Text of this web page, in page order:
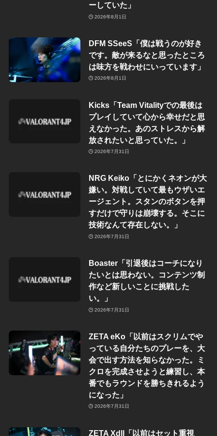
ーしていた」
2026年8月1日
DFM SSeeS「僕は戦うのが好き
です。敵が来るなと思ったところ
は味方を戦わせにいっています」
2026年8月1日
Kicks「Team Vitalityでの最後は
プレイしていて心から幸せだと思
えなかった。あのストレスから解
放されたいと思っていた。」
2026年7月31日
NRG Keiko「とにかくネオンが大
嫌い。対戦していて最もウザいエ
ージェント。スタンのボタンを押
すだけで守りは崩壊する。そこに
技術なんて存在しない。」
2026年7月31日
Boaster「引退後はコーチになり
たいとは思わない。コンテンツ制
作など新しいことに挑戦した
い。」
2026年7月31日
ZETA eKo「以前はスクリムでや
っている自分たちのプレーを、大
会で出す方法を知らなかった。ミ
クロを完成させようと練習し、本
番でもラウンドを勝ちきれるよう
になった」
2026年7月31日
ZETA Xdll「以前はセット重視